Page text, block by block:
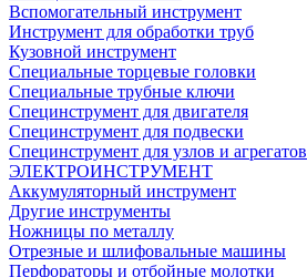
Вспомогательный инструмент
Инструмент для обработки труб
Кузовной инструмент
Специальные торцевые головки
Специальные трубные ключи
Специнструмент для двигателя
Специнструмент для подвески
Специнструмент для узлов и агрегатов
ЭЛЕКТРОИНСТРУМЕНТ
Аккумуляторный инструмент
Другие инструменты
Ножницы по металлу
Отрезные и шлифовальные машины
Перфораторы и отбойные молотки